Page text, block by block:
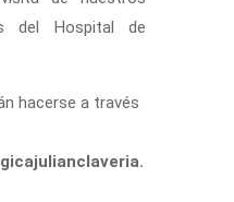
del Hospital de
hacerse a través